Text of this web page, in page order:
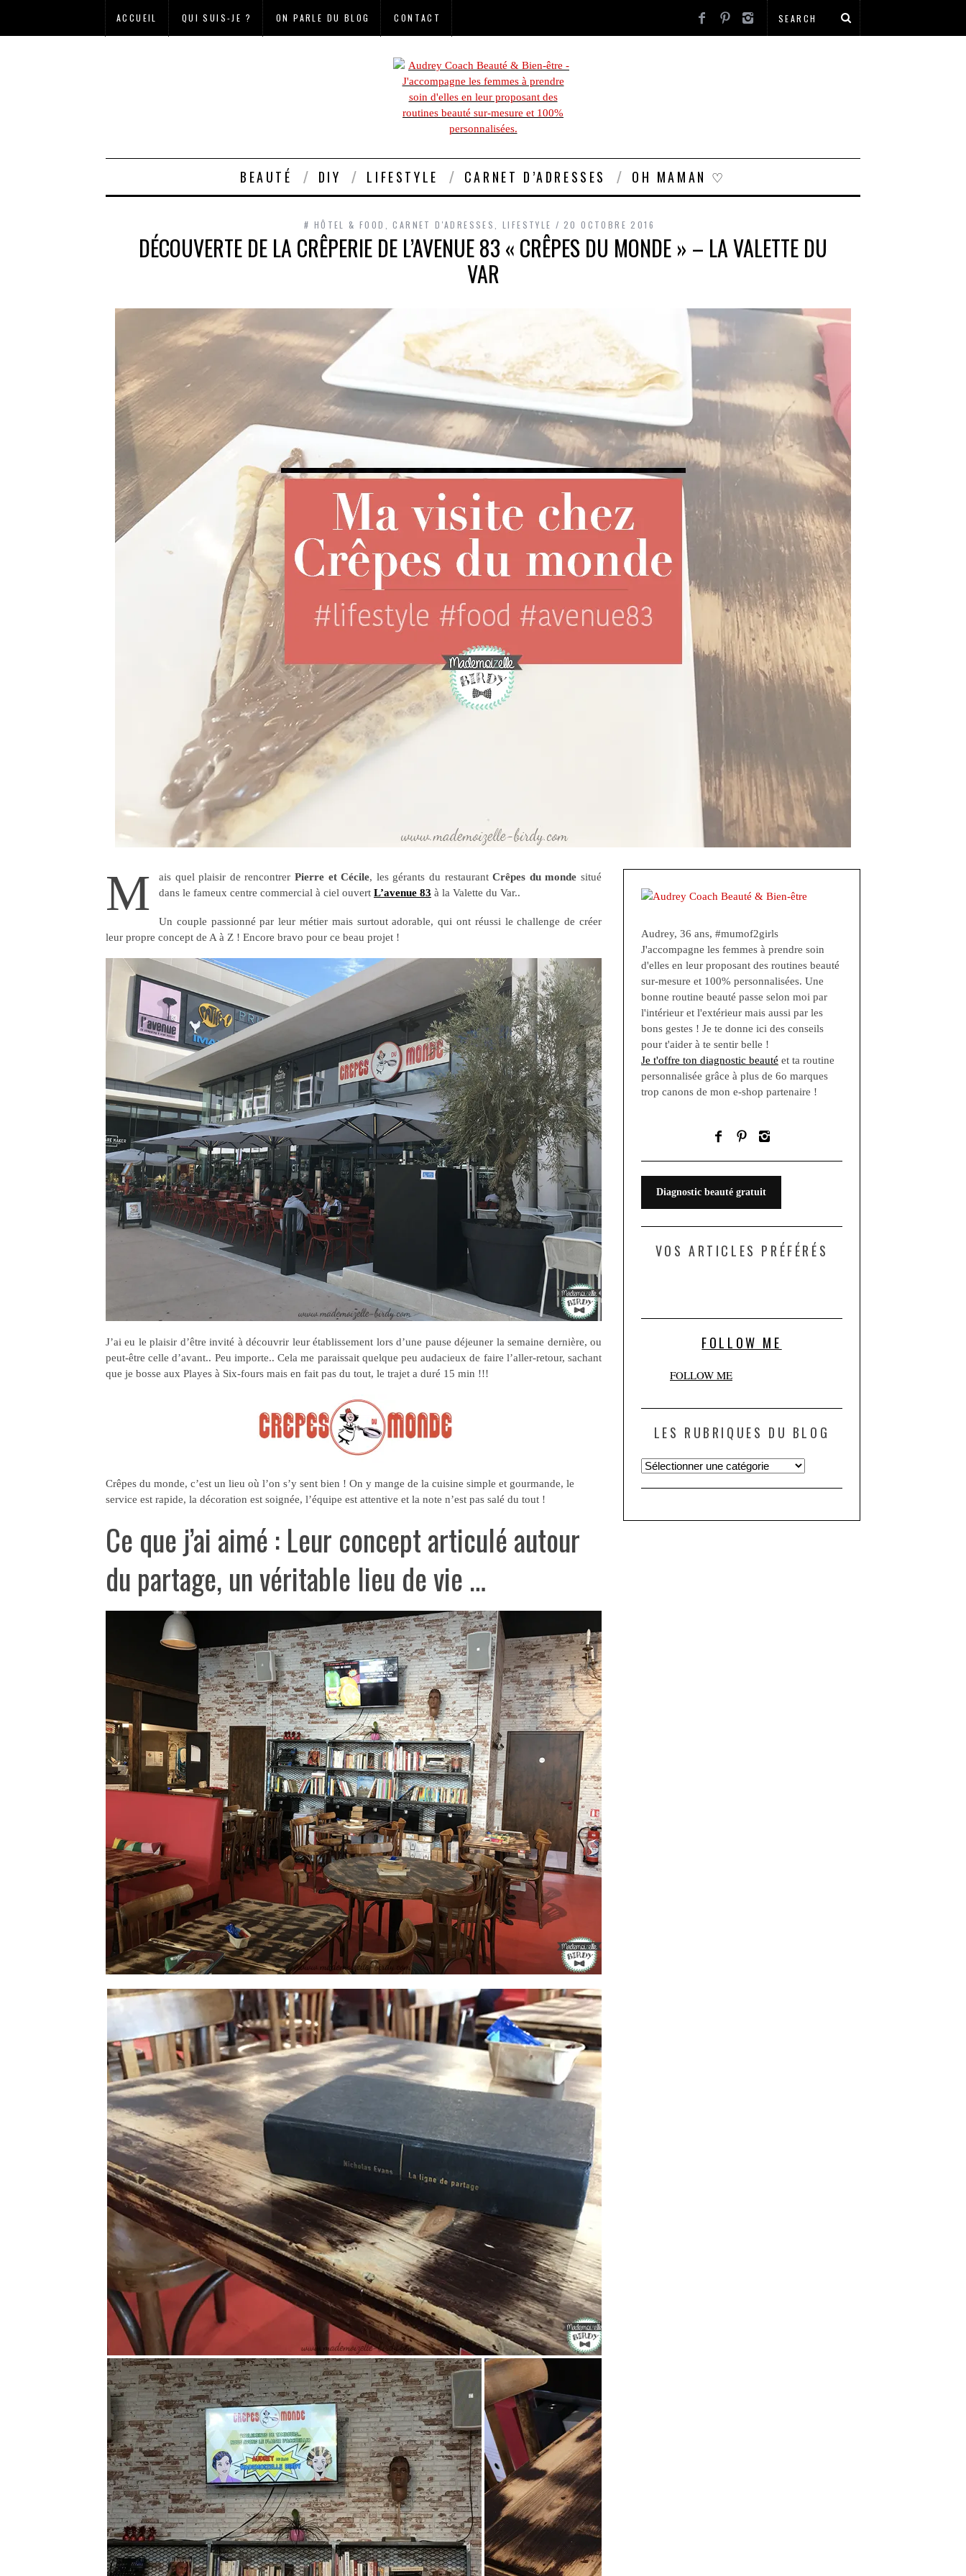
ACCUEIL QUI SUIS-JE ? ON PARLE DU BLOG CONTACT
BEAUTÉ DIY LIFESTYLE CARNET D’ADRESSES OH MAMAN ♡
# HÔTEL & FOOD ,CARNET D'ADRESSES ,LIFESTYLE 20 OCTOBRE 2016
DÉCOUVERTE DE LA CRÊPERIE DE L’AVENUE 83 « CRÊPES DU MONDE » – LA VALETTE DU
VAR
M ais quel plaisir de rencontrer Pierre et Cécile, les gérants du restaurantCrêpes du monde situé
dans le fameux centre commercial à ciel ouvert L’avenue 83 à la Valette du Var..
Un couple passionné par leur métier mais surtout adorable, qui ont réussi le challenge de créer
leur propre concept de A à Z ! Encore bravo pour ce beau projet !
J’ai eu le plaisir d’être invité à découvrir leur établissement lors d’une pause déjeuner la semaine dernière, ou
peut-être celle d’avant.. Peu importe.. Cela me paraissait quelque peu audacieux de faire l’aller-retour, sachant
que je bosse aux Playes à Six-fours mais en fait pas du tout, le trajet a duré 15 min !!!
Crêpes du monde, c’est un lieu où l’on s’y sent bien ! On y mange de la cuisine simple et gourmande, le
service est rapide, la décoration est soignée, l’équipe est attentive et la note n’est pas salé du tout !
Ce que j’ai aimé : Leur concept articulé autour
du partage, un véritable lieu de vie …
Audrey, 36 ans, #mumof2girls
J'accompagne les femmes à prendre soin
d'elles en leur proposant des routines beauté
sur-mesure et 100% personnalisées. Une
bonne routine beauté passe selon moi par
l'intérieur et l'extérieur mais aussi par les
bons gestes ! Je te donne ici des conseils
pour t'aider à te sentir belle !
Je t'offre ton diagnostic beauté et ta routine
personnalisée grâce à plus de 6o marques
trop canons de mon e-shop partenaire !
Diagnostic beauté gratuit
VOS ARTICLES PRÉFÉRÉS
FOLLOW ME
FOLLOW ME
LES RUBRIQUES DU BLOG
Les